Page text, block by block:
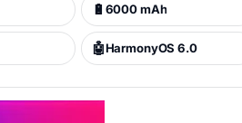
🔋 6000 mAh
🤖HarmonyOS 6.0